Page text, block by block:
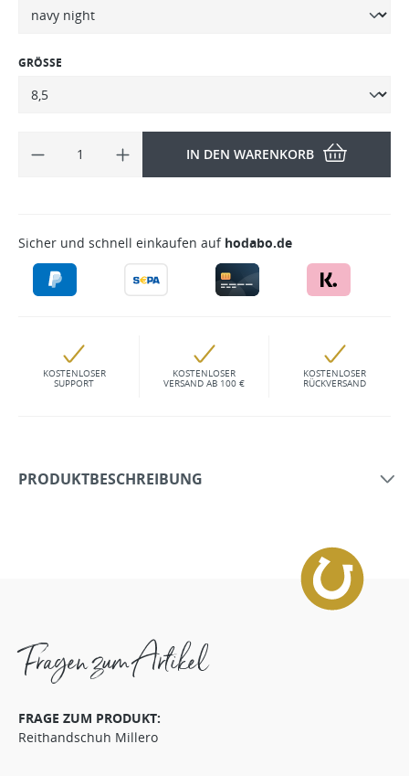
GRÖSSE
IN DEN WARENKORB
Sicher und schnell einkaufen auf hodabo.de
KOSTENLOSER
SUPPORT
KOSTENLOSER
VERSAND AB 100 €
KOSTENLOSER
RÜCKVERSAND
PRODUKTBESCHREIBUNG
Fragen zum Artikel
FRAGE ZUM PRODUKT:
Reithandschuh Millero